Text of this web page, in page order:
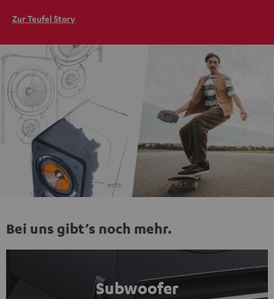
Zur Teufel Story
Bei uns gibt’s noch mehr.
Subwoofer